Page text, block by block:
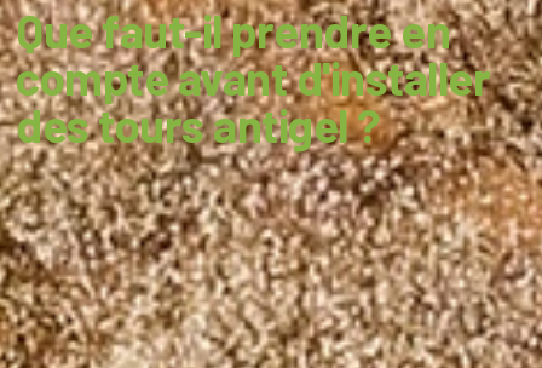
Que faut-il prendre en
compte avant d'installer
des tours antigel ?